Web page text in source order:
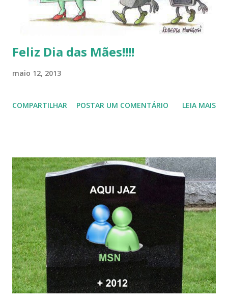
Feliz Dia das Mães!!!!
maio 12, 2013
COMPARTILHAR POSTAR UM COMENTÁRIO LEIA MAIS